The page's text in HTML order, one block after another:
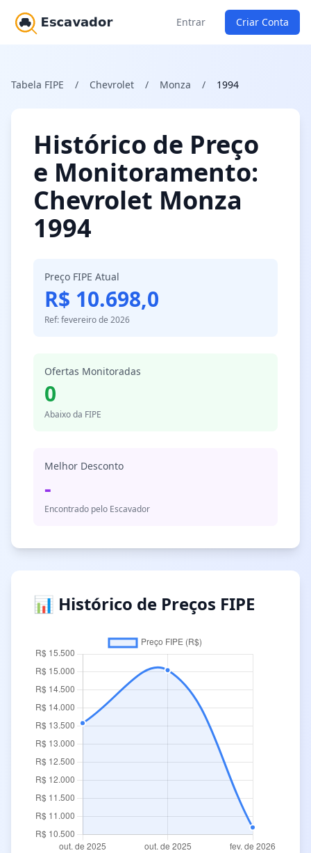
Entrar Criar Conta
Tabela FIPE / Chevrolet / Monza / 1994
Histórico de Preço
e Monitoramento:
Chevrolet Monza
1994
Preço FIPE Atual
R$ 10.698,0
Ref: fevereiro de 2026
Ofertas Monitoradas
0
Abaixo da FIPE
Melhor Desconto
-
Encontrado pelo Escavador
📊 Histórico de Preços FIPE